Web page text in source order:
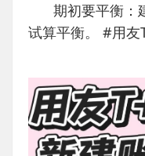
期初要平衡：
试算平衡。 #用